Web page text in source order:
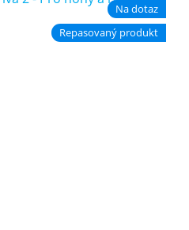
Na dotaz
Repasovaný produkt